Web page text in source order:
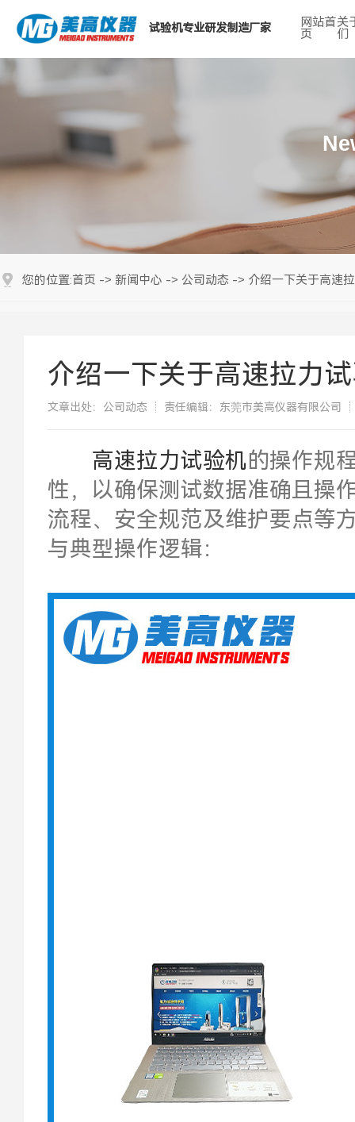
试验机专业研发制造厂家
网站首
页
关
们
您的位置:首页 -> 新闻中心 -> 公司动态 -> 介绍一下关于高速
介绍一下关于高速拉力
文章出处：公司动态 责任编辑：东莞市美高仪器有限公司
​高速拉力试验机的操作规
性，以确保测试数据准确且操
流程、安全规范及维护要点等
与典型操作逻辑：